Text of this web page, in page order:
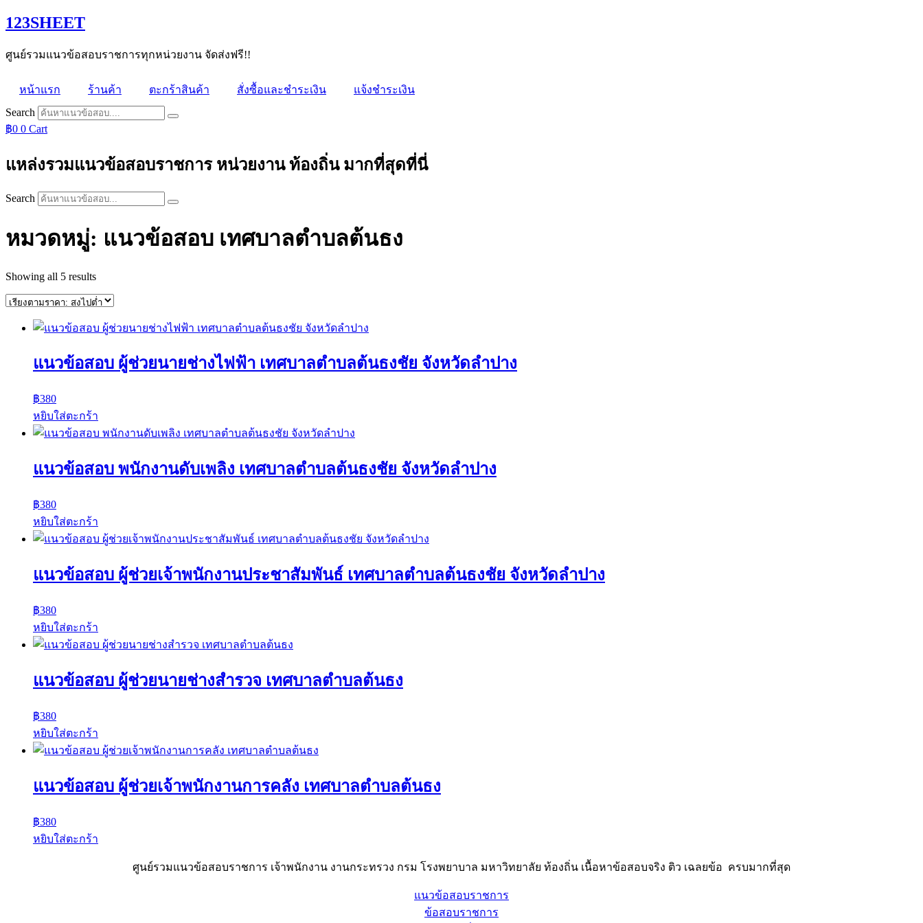
Skip
to
123SHEET
ศูนย์รวมแนวข้อสอบราชการทุกหน่วยงาน จัดส่งฟรี!!
หน้าแรก ร้านค้า ตะกร้าสินค้า สั่งซื้อและชำระเงิน
แจ้งชำระเงิน
Search
฿0 0 Cart
แหล่งรวมแนวข้อสอบราชการ หน่วยงาน ท้องถิ่น มากที่สุดที่นี่
Search
หมวดหมู่: แนวข้อสอบ เทศบาลตำบลต้นธง
Showing all 5 resultsSorted
price:
to
low
แนวข้อสอบ ผู้ช่วยนายช่างไฟฟ้า เทศบาลตำบลต้นธงชัย จังหวัดลำปาง
฿380
หยิบใส่ตะกร้า
แนวข้อสอบ พนักงานดับเพลิง เทศบาลตำบลต้นธงชัย จังหวัดลำปาง
฿380
หยิบใส่ตะกร้า
แนวข้อสอบ ผู้ช่วยเจ้าพนักงานประชาสัมพันธ์ เทศบาลตำบลต้นธงชัย จังหวัดลำปาง
฿380
หยิบใส่ตะกร้า
แนวข้อสอบ ผู้ช่วยนายช่างสำรวจ เทศบาลตำบลต้นธง
฿380
หยิบใส่ตะกร้า
แนวข้อสอบ ผู้ช่วยเจ้าพนักงานการคลัง เทศบาลตำบลต้นธง
฿380
หยิบใส่ตะกร้า
ศูนย์รวมแนวข้อสอบราชการ เจ้าพนักงาน งานกระทรวง กรม โรงพยาบาล มหาวิทยาลัย ท้องถิ่น เนื้อหาข้อสอบจริง ติว เฉลยข้อ ครบมากที่สุด
แนวข้อสอบราชการ
ข้อสอบราชการ